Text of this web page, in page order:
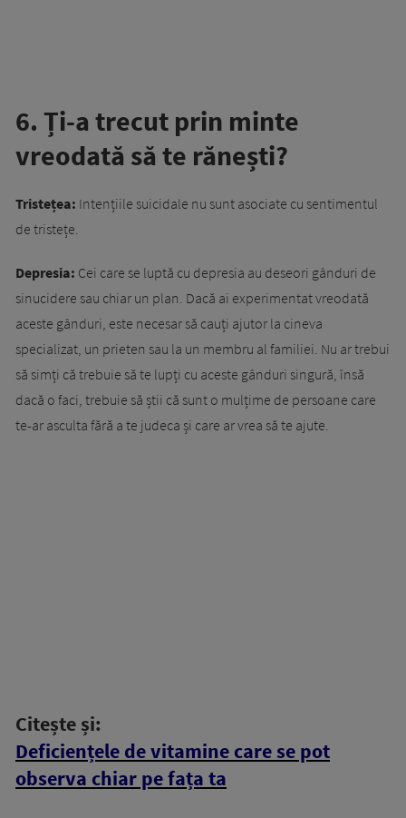
6. Ți-a trecut prin minte
vreodată să te rănești?
Tristețea: Intențiile suicidale nu sunt asociate cu sentimentul
de tristețe.
Depresia: Cei care se luptă cu depresia au deseori gânduri de
sinucidere sau chiar un plan. Dacă ai experimentat vreodată
aceste gânduri, este necesar să cauți ajutor la cineva
specializat, un prieten sau la un membru al familiei. Nu ar trebui
să simți că trebuie să te lupți cu aceste gânduri singură, însă
dacă o faci, trebuie să știi că sunt o mulțime de persoane care
te-ar asculta fără a te judeca și care ar vrea să te ajute.
Citește și:
Deficiențele de vitamine care se pot
observa chiar pe fața ta